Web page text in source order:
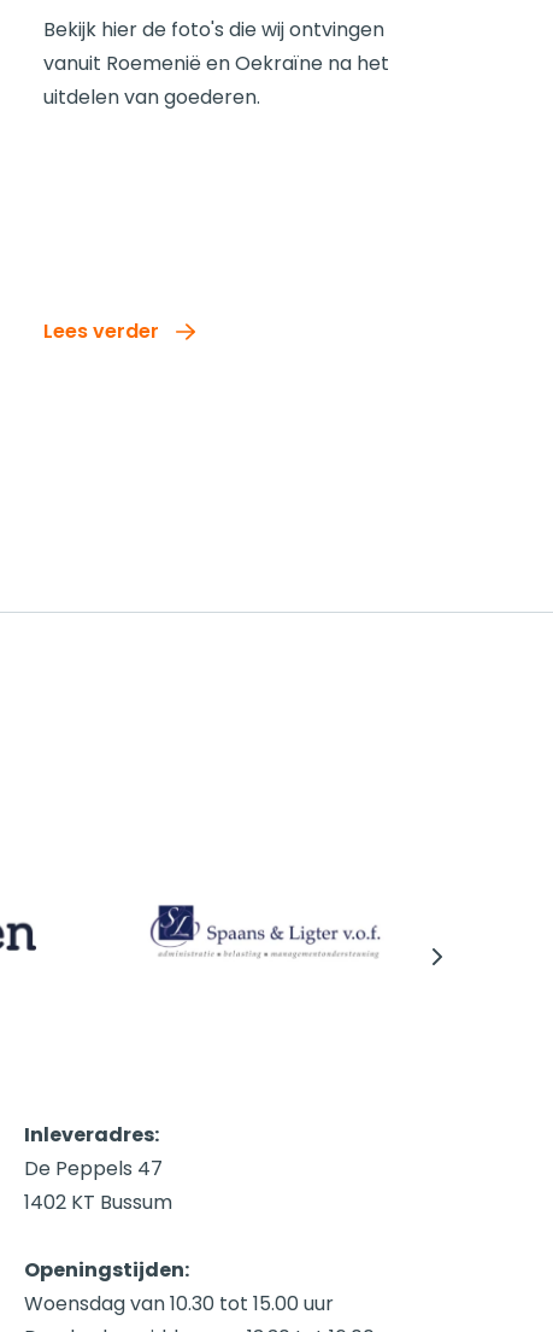
Bekijk hier de foto's die wij ontvingen
vanuit Roemenië en Oekraïne na het
uitdelen van goederen.
Lees verder
Inleveradres:
De Peppels 47
1402 KT Bussum
Openingstijden:
Woensdag van 10.30 tot 15.00 uur